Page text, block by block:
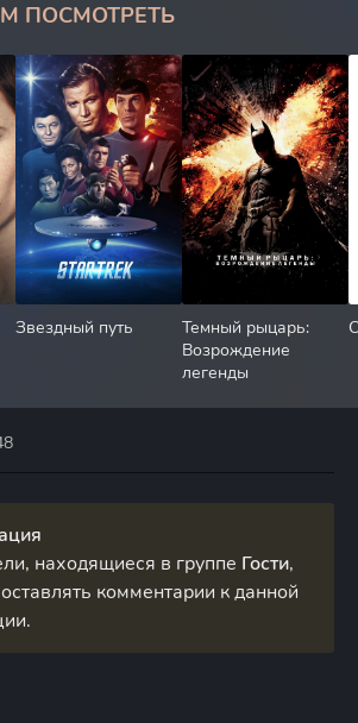
ПОСМОТРЕТЬ
Звездный путь
Темный рыцарь:
Возрождение
легенды
находящиеся в группе Гости,
комментарии к данной